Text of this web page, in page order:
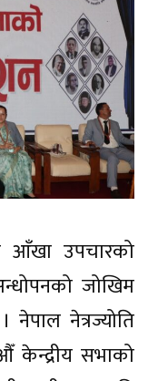
आँखा उपचारको
जोखिम
नेत्रज्योति
सभाको